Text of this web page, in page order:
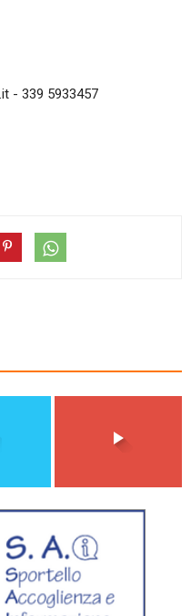
- 339 5933457